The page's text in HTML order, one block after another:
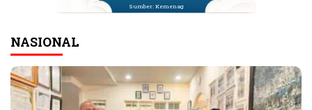
Sumber: Kemenag
NASIONAL